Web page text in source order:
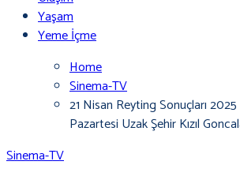
Yaşam
Yeme İçme
Home
Sinema-TV
21 Nisan Reyting Sonuçları 2025
Pazartesi Uzak Şehir Kızıl
Sinema-TV